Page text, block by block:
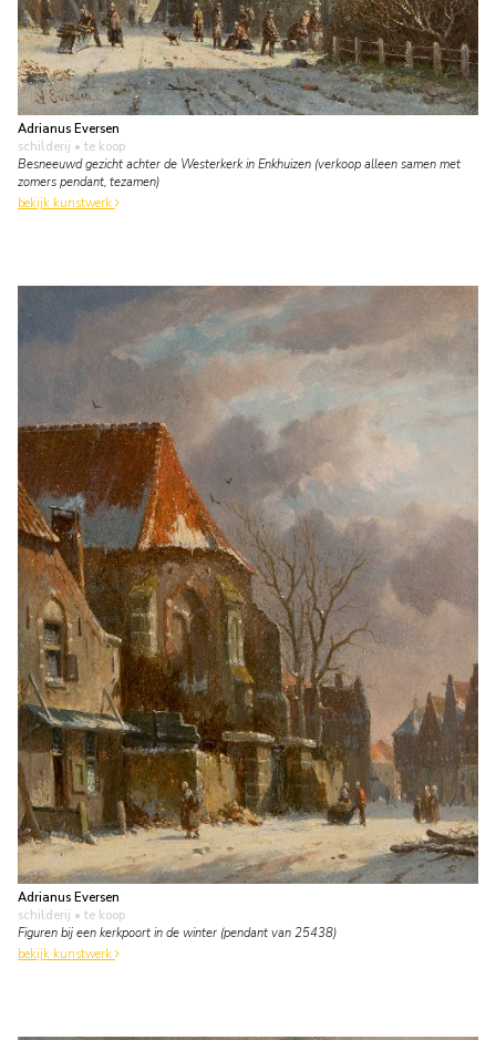
Adrianus Eversen
schilderij • te koop
Besneeuwd gezicht achter de Westerkerk in Enkhuizen (verkoop alleen samen met
zomers pendant, tezamen)
bekijk kunstwerk
Adrianus Eversen
schilderij • te koop
Figuren bij een kerkpoort in de winter (pendant van 25438)
bekijk kunstwerk